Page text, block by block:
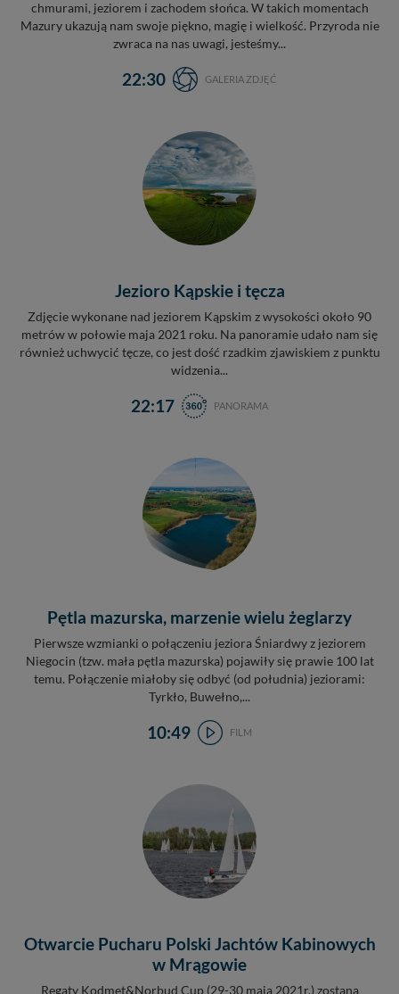
chmurami, jeziorem i zachodem słońca. W takich momentach
Mazury ukazują nam swoje piękno, magię i wielkość. Przyroda nie
zwraca na nas uwagi, jesteśmy...
22:30 GALERIA ZDJĘĆ
Jezioro Kąpskie i tęcza
Zdjęcie wykonane nad jeziorem Kąpskim z wysokości około 90
metrów w połowie maja 2021 roku. Na panoramie udało nam się
również uchwycić tęcze, co jest dość rzadkim zjawiskiem z punktu
widzenia...
22:17 PANORAMA
Pętla mazurska, marzenie wielu żeglarzy
Pierwsze wzmianki o połączeniu jeziora Śniardwy z jeziorem
Niegocin (tzw. mała pętla mazurska) pojawiły się prawie 100 lat
temu. Połączenie miałoby się odbyć (od południa) jeziorami:
Tyrkło, Buwełno,...
10:49 FILM
Otwarcie Pucharu Polski Jachtów Kabinowych
w Mrągowie
Regaty Kodmet&Norbud Cup (29-30 maja 2021r.) zostaną